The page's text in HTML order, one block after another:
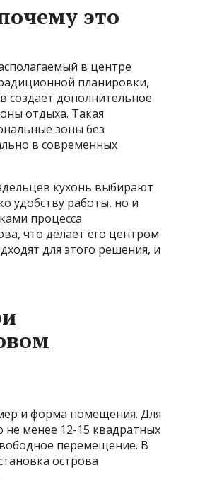
это
в центре
планировки,
создает дополнительное
отдыха. Такая
зоны без
в современных
кухонь выбирают
удобству работы, но и
процесса
что делает его центром
для этого решения, и
и форма помещения. Для
менее 12-15 квадратных
перемещение. В
острова